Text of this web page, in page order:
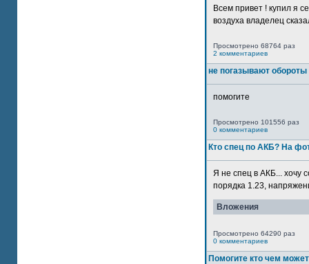
Всем привет ! купил я
воздуха владелец
Просмотрено 68764 раз
2 комментариев
не погазывают обороты
помогите
Просмотрено 101556 раз
0 комментариев
Кто спец по АКБ? На
Я не спец в АКБ... хочу
порядка 1.23,
Вложения
Просмотрено 64290 раз
0 комментариев
Помогите кто чем может